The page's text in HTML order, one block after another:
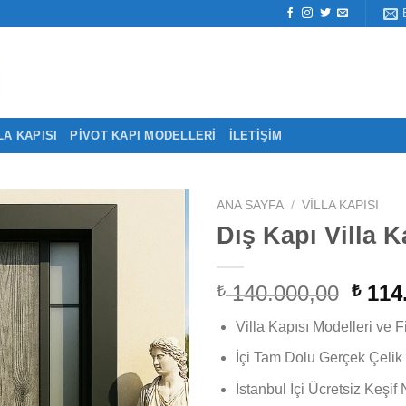
KAPISI PIVOT KAPI MODELLERI İLETIŞIM
ANA SAYFA / VILLA KAPISI
Dış Kapı Villa
₺140.000,00
₺
₺
Villa Kapısı Modelleri ve
İçi Tam Dolu Gerçek
İstanbul İçi Ücretsiz Keşif